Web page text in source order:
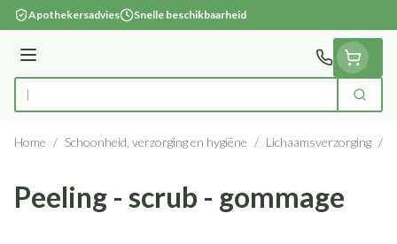
Ga naar de inhoud
Apothekersadvies Snelle beschikbaarheid
Menu
Product, merk, categorie... Zoek
Home / Schoonheid, verzorging en hygiëne / Lichaamsverzorging /
Peeling - scrub - gommage